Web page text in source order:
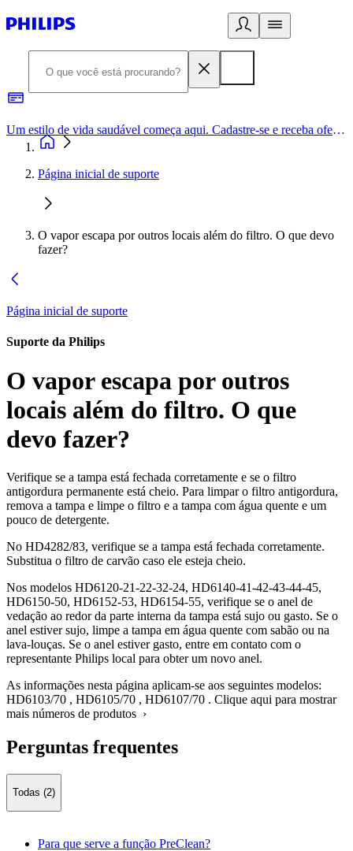
Um estilo de vida saudável começa aqui. Cadastre-se e receba ofertas exclusivas.
Página inicial de suporte
O vapor escapa por outros locais além do filtro. O que devo
fazer?
Página inicial de suporte
Suporte da Philips
O vapor escapa por outros
locais além do filtro. O que
devo fazer?
Verifique se a tampa está fechada corretamente e se o filtro
antigordura permanente está cheio. Para limpar o filtro antigordura,
remova a tampa e limpe o filtro e a tampa com água quente e um
pouco de detergente.
No HD4282/83, verifique se a tampa está fechada corretamente.
Substitua o filtro de carvão caso ele esteja cheio.
Nos modelos HD6120-21-22-32-24, HD6140-41-42-43-44-45,
HD6150-50, HD6152-53, HD6154-55, verifique se o anel de
vedação ao redor da parte interna da tampa está sujo ou gasto. Se o
anel estiver sujo, limpe a tampa em água quente com sabão ou na
lava-louças. Se o anel estiver gasto, entre em contato com o
representante Philips local para obter um novo anel.
As informações nesta página aplicam-se aos seguintes modelos:
HD6103/70 , HD6105/70 , HD6107/70 . Clique aqui para mostrar
mais números de produtos ›
Perguntas frequentes
Todas (2)
Para que serve a função PreClean?